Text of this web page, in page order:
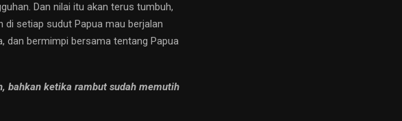
Dan nilai itu akan terus tumbuh,
di setiap sudut Papua mau berjalan
dan bermimpi bersama tentang Papua
bahkan ketika rambut sudah memutih